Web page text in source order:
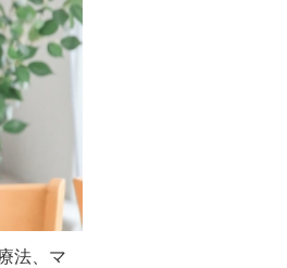
法、マ